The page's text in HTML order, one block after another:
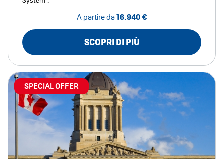
A partire da16.940 €
SCOPRI DI PIÙ
SPECIAL OFFER